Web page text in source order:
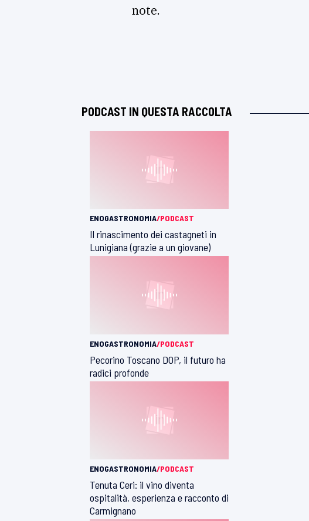
note.
PODCAST IN QUESTA RACCOLTA
ENOGASTRONOMIA/PODCAST
Il rinascimento dei castagneti in
Lunigiana (grazie a un giovane)
ENOGASTRONOMIA/PODCAST
Pecorino Toscano DOP, il futuro ha
radici profonde
ENOGASTRONOMIA/PODCAST
Tenuta Ceri: il vino diventa
ospitalità, esperienza e racconto di
Carmignano